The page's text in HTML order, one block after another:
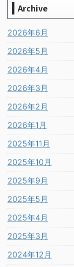
Archive
2026年6月
2026年5月
2026年4月
2026年3月
2026年2月
2026年1月
2025年11月
2025年10月
2025年9月
2025年5月
2025年4月
2025年3月
2024年12月